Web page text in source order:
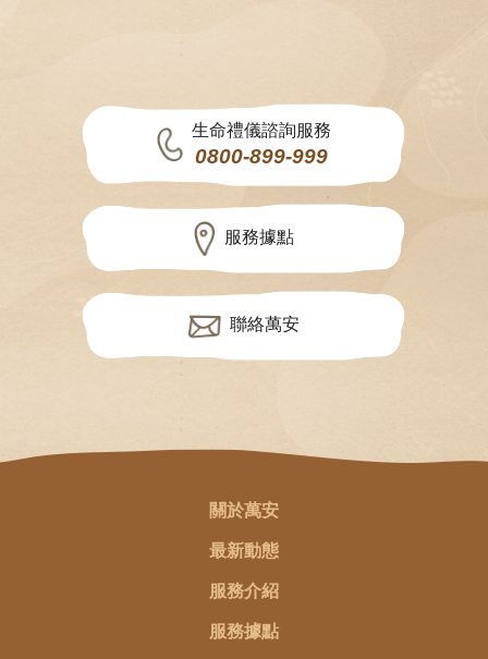
生命禮儀諮詢服務
0800-899-999
服務據點
聯絡萬安
關於萬安
最新動態
服務介紹
服務據點